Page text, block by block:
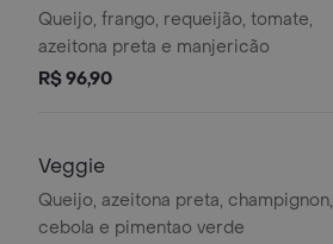
Queijo, frango, requeijão, tomate,
azeitona preta e manjericão
R$ 96,90
Veggie
Queijo, azeitona preta, champignon,
cebola e pimentao verde